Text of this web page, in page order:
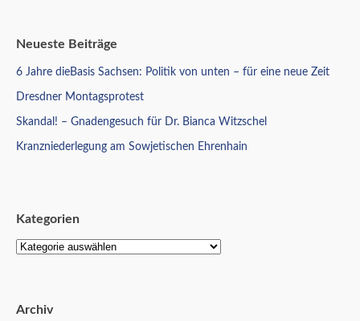
Neueste Beiträge
6 Jahre dieBasis Sachsen: Politik von unten – für eine neue Zeit
Dresdner Montagsprotest
Skandal! – Gnadengesuch für Dr. Bianca Witzschel
Kranzniederlegung am Sowjetischen Ehrenhain
Kategorien
Archiv